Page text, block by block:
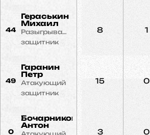
44
Гераськин
Михаил
Разыгрывающий
защитник
8 1
49
Гаранин
Петр
Атакующий
защитник
15 0
0
Бочарников
Антон
3 0